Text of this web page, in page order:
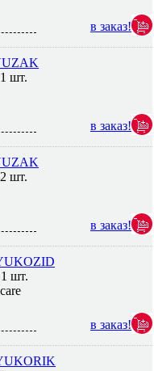
в заказ!
шт.
в заказ!
шт.
в заказ!
шт.
в заказ!